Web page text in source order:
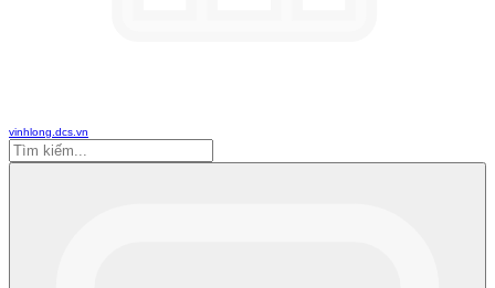
vinhlong.dcs.vn